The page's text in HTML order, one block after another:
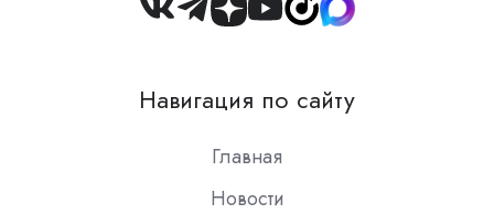
Join
Slack
Навигация по сайту
Главная
Новости